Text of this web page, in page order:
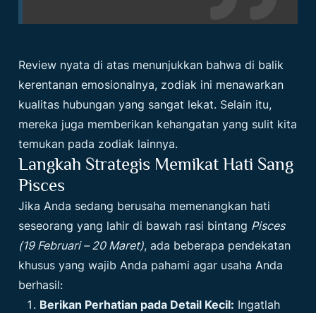
Review nyata di atas menunjukkan bahwa di balik
kerentanan emosionalnya, zodiak ini menawarkan
kualitas hubungan yang sangat lekat. Selain itu,
mereka juga memberikan kehangatan yang sulit kita
temukan pada zodiak lainnya.
Langkah Strategis Memikat Hati Sang
Pisces
Jika Anda sedang berusaha memenangkan hati
seseorang yang lahir di bawah rasi bintang Pisces
(19 Februari – 20 Maret), ada beberapa pendekatan
khusus yang wajib Anda pahami agar usaha Anda
berhasil:
Berikan Perhatian pada Detail Kecil: Ingatlah